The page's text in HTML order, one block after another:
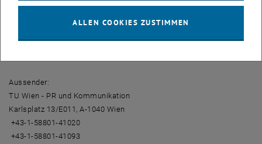
Tel. +43-1/58801-31500
Aussender:
TU Wien - PR und Kommunikation
Karlsplatz 13/E011, A-1040 Wien
+43-1-58801-41020
+43-1-58801-41093
ALLEN COOKIES ZUSTIMMEN